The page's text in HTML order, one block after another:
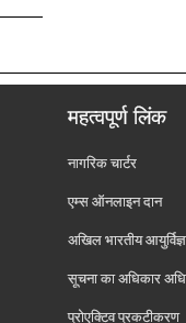
महत्वपूर्ण लिंक
नागरिक चार्टर
एम्स ऑनलाइन दान
अखिल भारतीय
सूचना का अधिकार
प्रोएक्टिव प्रकटीकरण